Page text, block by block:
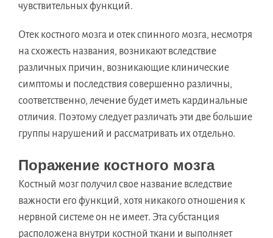
чувствительных функций.
Отек костного мозга и отек спинного мозга, несмотря
на схожесть названия, возникают вследствие
различных причин, возникающие клинические
симптомы и последствия совершенно различны,
соответственно, лечение будет иметь кардинальные
отличия. Поэтому следует различать эти две большие
группы нарушений и рассматривать их отдельно.
Поражение костного мозга
Костный мозг получил свое название вследствие
важности его функций, хотя никакого отношения к
нервной системе он не имеет. Эта субстанция
расположена внутри костной ткани и выполняет